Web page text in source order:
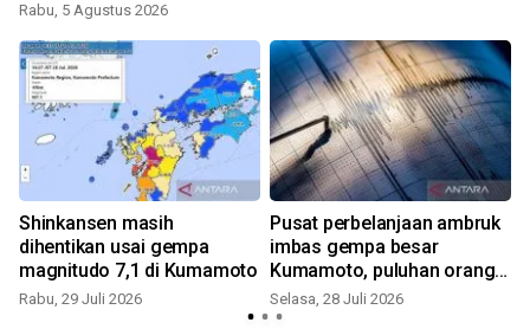
Rabu, 5 Agustus 2026
Shinkansen masih
dihentikan usai gempa
magnitudo 7,1 di Kumamoto
Rabu, 29 Juli 2026
Pusat perbelanjaan ambruk
imbas gempa besar
Kumamoto, puluhan orang
terjebak
Selasa, 28 Juli 2026